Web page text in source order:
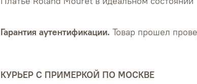
Гарантия аутентификации. Товар прошел
КУРЬЕР С ПРИМЕРКОЙ ПО МОСКВЕ